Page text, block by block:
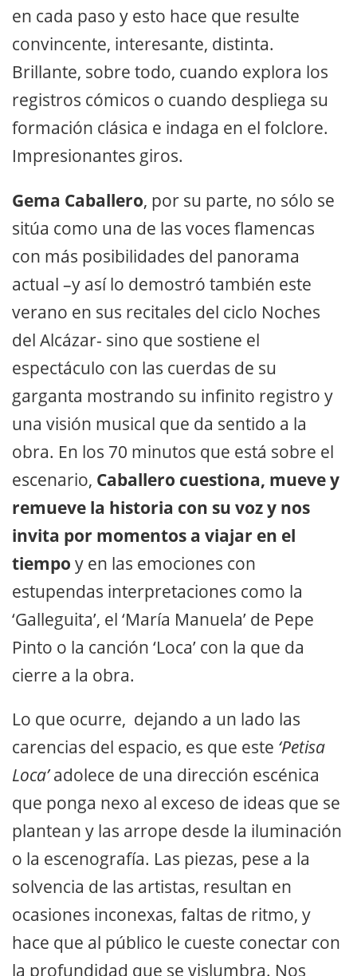
en cada paso y esto hace que resulte
convincente, interesante, distinta.
Brillante, sobre todo, cuando explora los
registros cómicos o cuando despliega su
formación clásica e indaga en el folclore.
Impresionantes giros.
Gema Caballero, por su parte, no sólo se
sitúa como una de las voces flamencas
con más posibilidades del panorama
actual –y así lo demostró también este
verano en sus recitales del ciclo Noches
del Alcázar- sino que sostiene el
espectáculo con las cuerdas de su
garganta mostrando su infinito registro y
una visión musical que da sentido a la
obra. En los 70 minutos que está sobre el
escenario, Caballero cuestiona, mueve y
remueve la historia con su voz y nos
invita por momentos a viajar en el
tiempo y en las emociones con
estupendas interpretaciones como la
‘Galleguita’, el ‘María Manuela’ de Pepe
Pinto o la canción ‘Loca’ con la que da
cierre a la obra.
Lo que ocurre, dejando a un lado las
carencias del espacio, es que este ‘Petisa
Loca’adolece de una dirección escénica
que ponga nexo al exceso de ideas que se
plantean y las arrope desde la iluminación
o la escenografía. Las piezas, pese a la
solvencia de las artistas, resultan en
ocasiones inconexas, faltas de ritmo, y
hace que al público le cueste conectar con
la profundidad que se vislumbra. Nos